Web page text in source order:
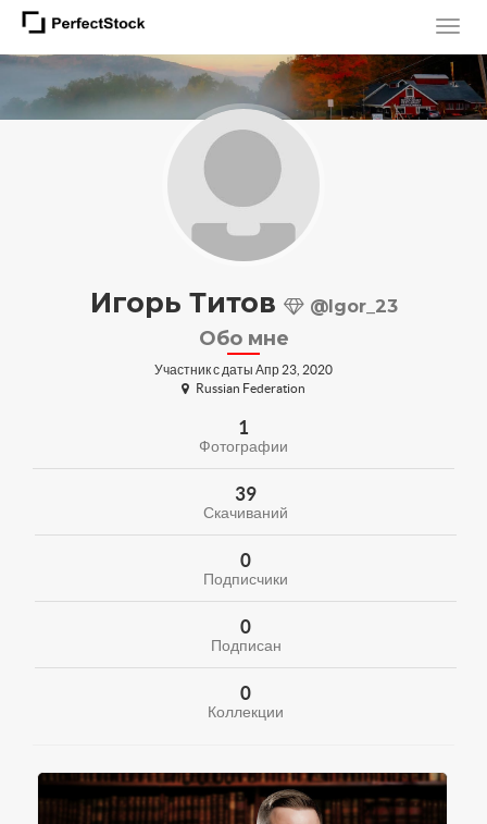
Игорь Титов @Igor_23
Обо мне
Участник с даты Апр 23, 2020
Russian Federation
1
Фотографии
39
Скачиваний
0
Подписчики
0
Подписан
0
Коллекции